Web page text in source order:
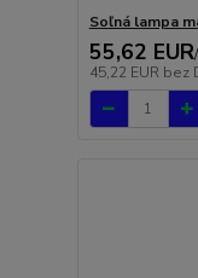
Soľná lampa
55,62 EUR/
45,22 EUR bez